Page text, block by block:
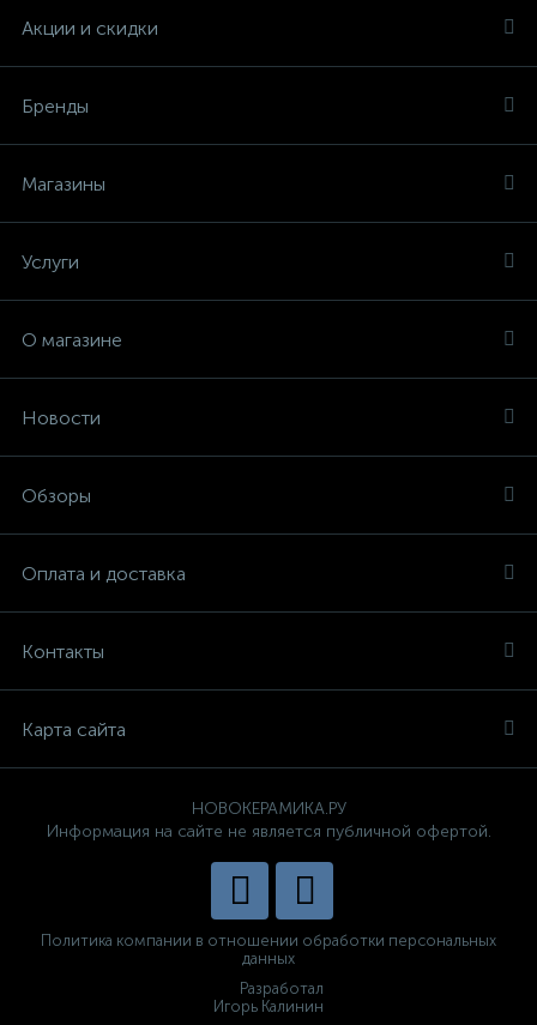
Акции и скидки
Бренды
Магазины
Услуги
О магазине
Новости
Обзоры
Оплата и доставка
Контакты
Карта сайта
НОВОКЕРАМИКА.РУ
Информация на сайте не является публичной офертой.
Политика компании в отношении обработки персональных
данных
Разработал
Игорь Калинин